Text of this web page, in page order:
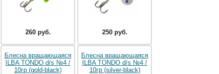
260 руб. 250 руб.
Блесна вращающаяся
ILBA TONDO d/s №4 /
10гр (gold-black)
Блесна вращающаяся
ILBA TONDO d/s №4 /
10гр (silver-black)